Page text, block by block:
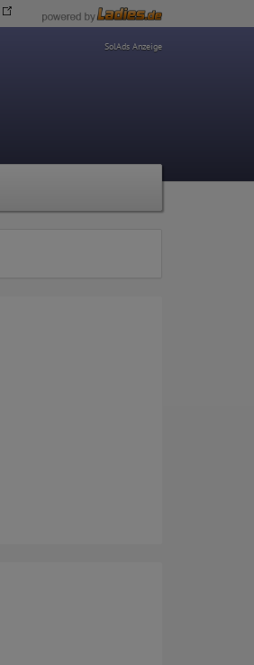
SolAds Anzeige